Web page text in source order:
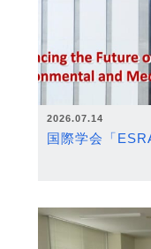
2026.07.14
国際学会「